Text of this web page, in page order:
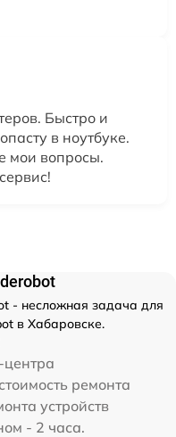
Быстро и
в ноутбуке.
мои вопросы.
- несложная задача для
в Хабаровске.
ремонта
устройств
- 2 часа.